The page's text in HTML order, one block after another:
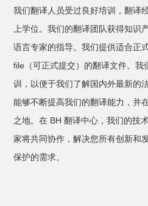
我们翻译人员受过良好培训，翻译
上学位。我们的翻译团队获得知识
语言专家的指导。我们提供适合正
file（可正式提交）的翻译文件。我
训，以便于我们了解国内外最新的
能够不断提高我们的翻译能力，并
之地。在 BH 翻译中心，我们的技
家将共同协作，解决您所有创新和
保护的需求。